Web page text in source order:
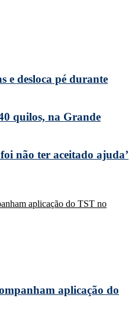
e desloca pé durante
quilos, na Grande
não ter aceitado ajuda’
aplicação do